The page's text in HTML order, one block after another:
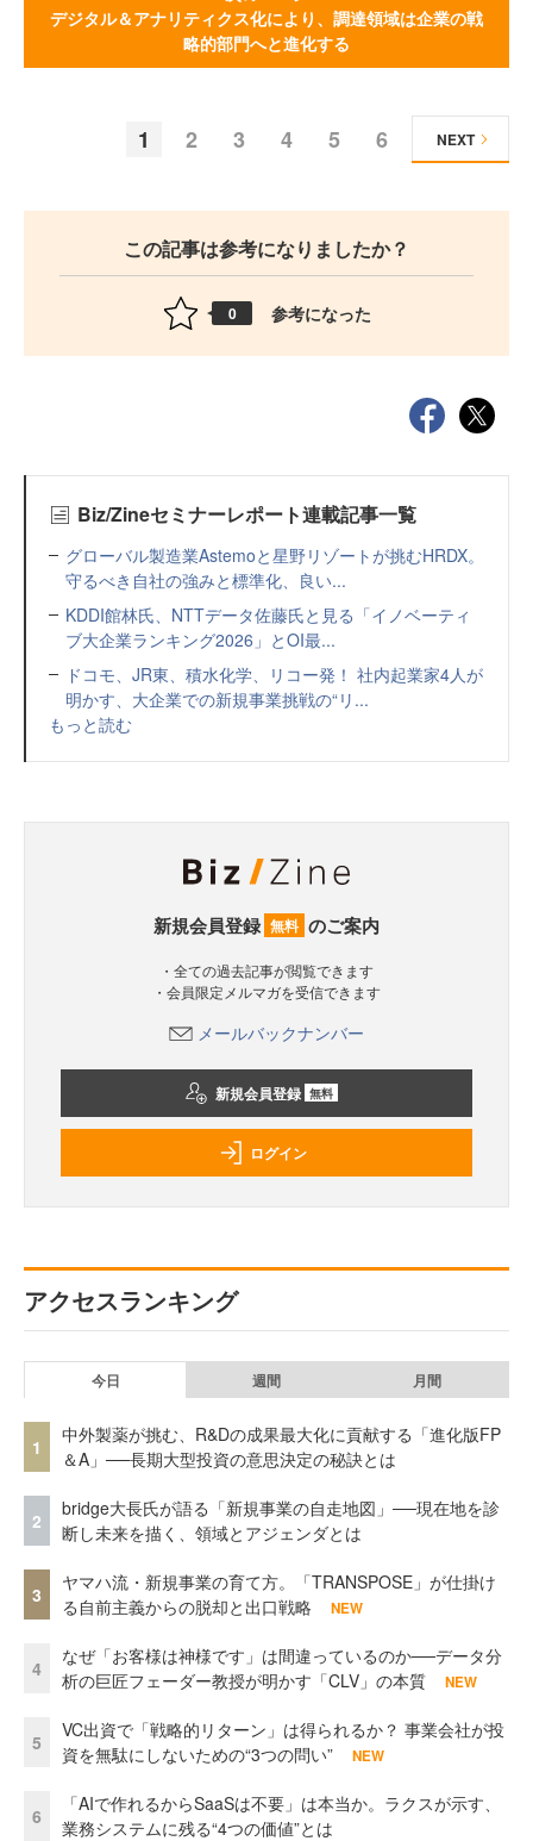
デジタル＆アナリティクス化により、調達領域は企業の戦
略的部門へと進化する
1 2 3 4 5 6 NEXT
この記事は参考になりましたか？
0 参考になった
Biz/Zineセミナーレポート連載記事一覧
グローバル製造業Astemoと星野リゾートが挑むHRDX。
守るべき自社の強みと標準化、良い...
KDDI館林氏、NTTデータ佐藤氏と見る「イノベーティ
ブ大企業ランキング2026」とOI最...
ドコモ、JR東、積水化学、リコー発！ 社内起業家4人が
明かす、大企業での新規事業挑戦の“リ...
もっと読む
新規会員登録 無料 のご案内
・全ての過去記事が閲覧できます
・会員限定メルマガを受信できます
メールバックナンバー
新規会員登録 無料
ログイン
アクセスランキング
今日 週間 月間
1
中外製薬が挑む、R&Dの成果最大化に貢献する「進化版FP
＆A」──長期大型投資の意思決定の秘訣とは
2
bridge大長氏が語る「新規事業の自走地図」──現在地を診
断し未来を描く、領域とアジェンダとは
3
ヤマハ流・新規事業の育て方。「TRANSPOSE」が仕掛け
る自前主義からの脱却と出口戦略
NEW
4
なぜ「お客様は神様です」は間違っているのか──データ分
析の巨匠フェーダー教授が明かす「CLV」の本質
NEW
5
VC出資で「戦略的リターン」は得られるか？ 事業会社が投
資を無駄にしないための“3つの問い”
NEW
6
「AIで作れるからSaaSは不要」は本当か。ラクスが示す、
業務システムに残る“4つの価値”とは